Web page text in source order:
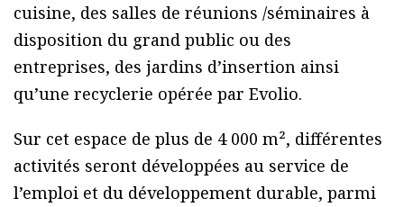
cuisine, des salles de réunions /séminaires à
disposition du grand public ou des
entreprises, des jardins d’insertion ainsi
qu’une recyclerie opérée par Evolio.
Sur cet espace de plus de 4 000 m², différentes
activités seront développées au service de
l’emploi et du développement durable, parmi